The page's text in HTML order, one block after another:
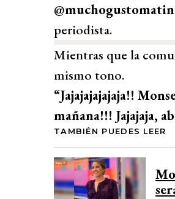
periodista.
Mientras que la
mismo tono.
“Jajajajajajaja!!
mañana!!! Jajajaja,
TAMBIÉN PUEDES LEER